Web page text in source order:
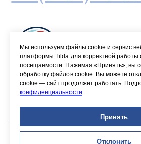
Мы используем файлы cookie и сервис
платформы Tilda для корректной работы
посещаемости. Нажимая «Принять», вы
обработку файлов cookie. Вы можете
cookie — сайт продолжит работать.
конфиденциальности
Принять
Отклонить